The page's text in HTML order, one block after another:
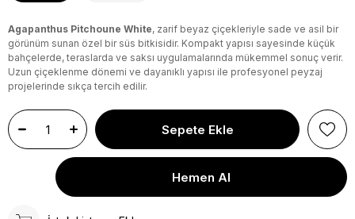
Agapanthus Pitchoune White, zarif beyaz çiçekleriyle sade ve asil bir
görünüm sunan özel bir süs bitkisidir. Kompakt yapısı sayesinde küçük
bahçelerde, teraslarda ve saksı uygulamalarında mükemmel sonuç verir.
Uzun çiçeklenme dönemi ve dayanıklı yapısı ile profesyonel peyzaj
projelerinde sıkça tercih edilir.